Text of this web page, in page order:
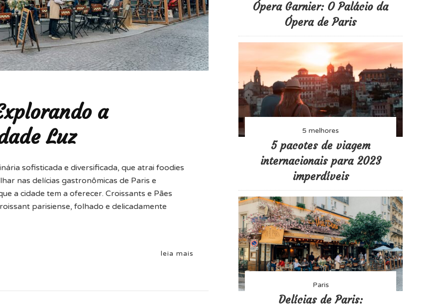
a
Luz
sofisticada e diversificada, que atrai foodies
nas delícias gastronômicas de Paris e
a cidade tem a oferecer. Croissants e Pães
parisiense, folhado e delicadamente
leia mais
Ópera Garnier: O Palácio da
Ópera de Paris
5 melhores
5 pacotes de viagem
internacionais para 2023
imperdíveis
Paris
Delícias de Paris: